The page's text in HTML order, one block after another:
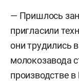
— Пришлось
пригласили
они трудились
молокозавода
производстве